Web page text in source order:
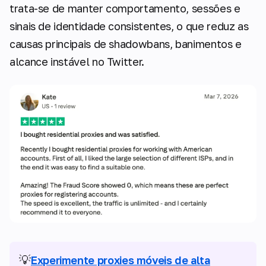
trata-se de manter comportamento, sessões e
sinais de identidade consistentes, o que reduz as
causas principais de shadowbans, banimentos e
alcance instável no Twitter.
💡Experimente proxies móveis de alta